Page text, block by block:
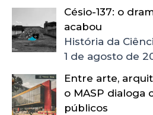
Césio-137: o
acabou
História da
1 de agosto de
Entre arte,
o MASP dialoga
públicos